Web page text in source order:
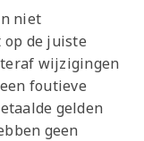
niet
op de juiste
wijzigingen
foutieve
gelden
geen